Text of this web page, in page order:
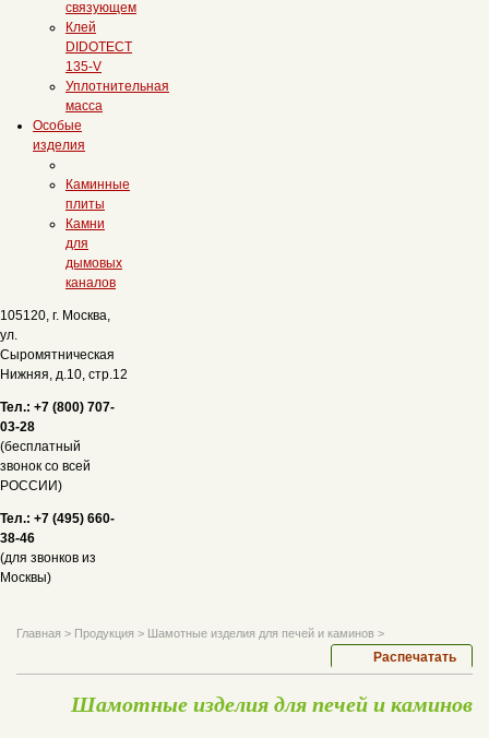
связующем
Клей
DIDOTECT
135-V
Уплотнительная
масса
Особые
изделия
Каминные
плиты
Камни
для
дымовых
каналов
105120, г. Москва,
ул.
Сыромятническая
Нижняя, д.10, стр.12
Тел.: +7 (800) 707-
03-28
(бесплатный
звонок со всей
РОССИИ)
Тел.: +7 (495) 660-
38-46
(для звонков из
Москвы)
Главная > Продукция > Шамотные изделия для печей и каминов >
Распечатать
Шамотные изделия для печей и каминов